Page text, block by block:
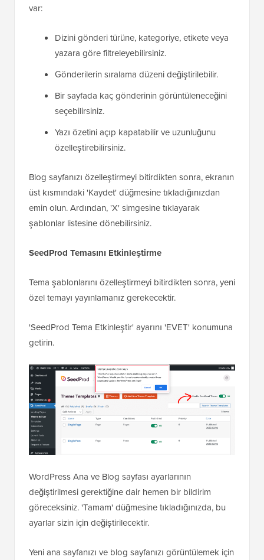
var:
Dizini gönderi türüne, kategoriye, etikete veya
yazara göre filtreleyebilirsiniz.
Gönderilerin sıralama düzeni değiştirilebilir.
Bir sayfada kaç gönderinin görüntüleneceğini
seçebilirsiniz.
Yazı özetini açıp kapatabilir ve uzunluğunu
özelleştirebilirsiniz.
Blog sayfanızı özelleştirmeyi bitirdikten sonra, ekranın
üst kısmındaki 'Kaydet' düğmesine tıkladığınızdan
emin olun. Ardından, 'X' simgesine tıklayarak
şablonlar listesine dönebilirsiniz.
SeedProd Temasını Etkinleştirme
Tema şablonlarını özelleştirmeyi bitirdikten sonra, yeni
özel temayı yayınlamanız gerekecektir.
'SeedProd Tema Etkinleştir' ayarını 'EVET' konumuna
getirin.
WordPress Ana ve Blog sayfası ayarlarının
değiştirilmesi gerektiğine dair hemen bir bildirim
göreceksiniz. 'Tamam' düğmesine tıkladığınızda, bu
ayarlar sizin için değiştirilecektir.
Yeni ana sayfanızı ve blog sayfanızı görüntülemek için